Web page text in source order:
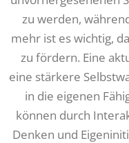
zu werden,
mehr ist es wichtig,
zu fördern. Eine
eine stärkere
in die eigenen
können durch
Denken und